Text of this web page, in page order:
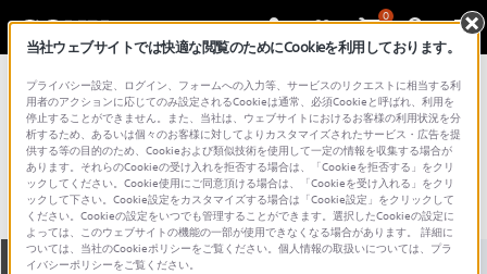
0
総合サポート・お問い合わせ ラジオ
SRF-S80
全て ダウンロード 取扱説明書 Q&A
当社ウェブサイトでは快適な閲覧のためにCookieを利用しております。
プライバシー設定、ログイン、フォームへの入力等、サービスのリクエストに相当する利
用者のアクションに応じてのみ設定されるCookieは通常、必須Cookieと呼ばれ、利用を
停止することができません。また、当社は、ウェブサイトにおけるお客様の利用状況を分
析するため、あるいは個々のお客様に対してよりカスタマイズされたサービス・広告を提
供する等の目的のため、Cookieおよび類似技術を使用して一定の情報を収集する場合が
あります。それらのCookieの受け入れを拒否する場合は、「Cookieを拒否する」をクリ
ックしてください。Cookie使用にご同意頂ける場合は、「Cookieを受け入れる」をクリ
ックして下さい。Cookie設定をカスタマイズする場合は「Cookie設定」をクリックして
ください。Cookieの設定をいつでも管理することができます。選択したCookieの設定に
よっては、このウェブサイトの機能の一部が使用できなくなる場合があります。 詳細に
ついては、当社のCookieポリシーをご覧ください。個人情報の取扱いについては、プラ
イバシーポリシーをご覧ください。